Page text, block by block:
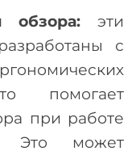
обзора: эти
с
помогает
при работе
Это может